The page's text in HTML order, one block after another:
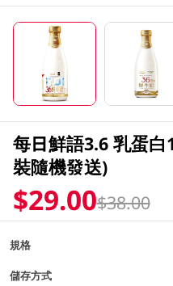
每日鮮語3.6 乳蛋
裝隨機發送)
$29.00$38.00
規格
儲存方式